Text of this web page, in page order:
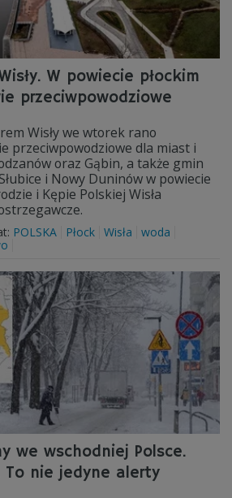
W powiecie płockim
przeciwpowodziowe
Wisły we wtorek rano
przeciwpowodziowe dla miast i
oraz Gąbin, a także gmin
i Nowy Duninów w powiecie
i Kępie Polskiej Wisła
POLSKA Płock Wisła
woda
we wschodniej Polsce.
To nie jedyne alerty